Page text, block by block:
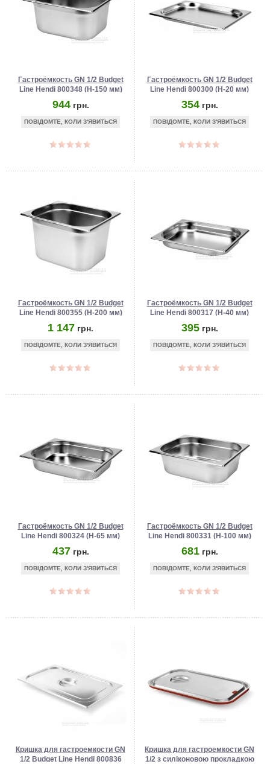
Гастроёмкость GN 1/2 Budget
Line Hendi 800348 (Н-150 мм)
944 грн.
ПОВІДОМТЕ, КОЛИ З'ЯВИТЬСЯ
Гастроёмкость GN 1/2 Budget
Line Hendi 800300 (Н-20 мм)
354 грн.
ПОВІДОМТЕ, КОЛИ З'ЯВИТЬСЯ
Гастроёмкость GN 1/2 Budget
Line Hendi 800355 (Н-200 мм)
1 147 грн.
ПОВІДОМТЕ, КОЛИ З'ЯВИТЬСЯ
Гастроёмкость GN 1/2 Budget
Line Hendi 800317 (Н-40 мм)
395 грн.
ПОВІДОМТЕ, КОЛИ З'ЯВИТЬСЯ
Гастроёмкость GN 1/2 Budget
Line Hendi 800324 (Н-65 мм)
437 грн.
ПОВІДОМТЕ, КОЛИ З'ЯВИТЬСЯ
Гастроёмкость GN 1/2 Budget
Line Hendi 800331 (Н-100 мм)
681 грн.
ПОВІДОМТЕ, КОЛИ З'ЯВИТЬСЯ
Кришка для гастроемкости GN
1/2 Budget Line Hendi 800836
Кришка для гастроемкости GN
1/2 з силіконовою прокладкою